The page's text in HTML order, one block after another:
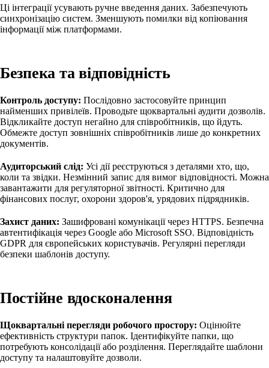
Ці інтеграції усувають ручне введення даних. Забезпечують
синхронізацію систем. Зменшують помилки від копіювання
інформації між платформами.
Безпека та відповідність
Контроль доступу: Послідовно застосовуйте принцип
найменших привілеїв. Проводьте щоквартальні аудити дозволів.
Відкликайте доступ негайно для співробітників, що йдуть.
Обмежте доступ зовнішніх співробітників лише до конкретних
документів.
Аудиторський слід: Усі дії реєструються з деталями хто, що,
коли та звідки. Незмінний запис для вимог відповідності. Можна
завантажити для регуляторної звітності. Критично для
фінансових послуг, охорони здоров'я, урядових підрядників.
Захист даних: Зашифровані комунікації через HTTPS. Безпечна
автентифікація через Google або Microsoft SSO. Відповідність
GDPR для європейських користувачів. Регулярні перегляди
безпеки шаблонів доступу.
Постійне вдосконалення
Щоквартальні перегляди робочого простору: Оцінюйте
ефективність структури папок. Ідентифікуйте папки, що
потребують консолідації або розділення. Переглядайте шаблони
доступу та налаштовуйте дозволи.